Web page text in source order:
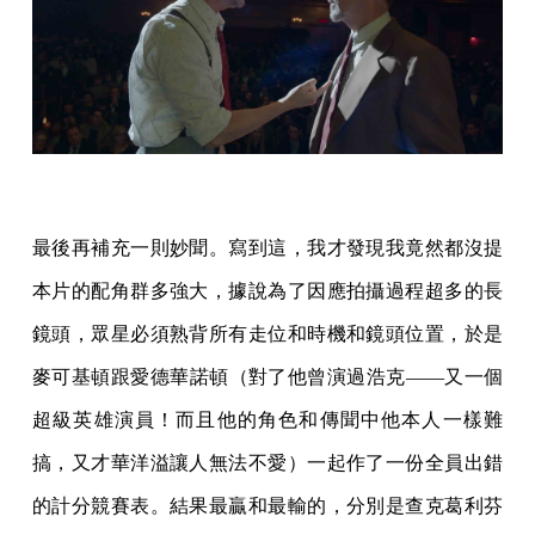
最後再補充一則妙聞。寫到這，我才發現我竟然都沒提
本片的配角群多強大，據說為了因應拍攝過程超多的長
鏡頭，眾星必須熟背所有走位和時機和鏡頭位置，於是
麥可基頓跟愛德華諾頓（對了他曾演過浩克——又一個
超級英雄演員！而且他的角色和傳聞中他本人一樣難
搞，又才華洋溢讓人無法不愛）一起作了一份全員出錯
的計分競賽表。結果最贏和最輸的，分別是查克葛利芬